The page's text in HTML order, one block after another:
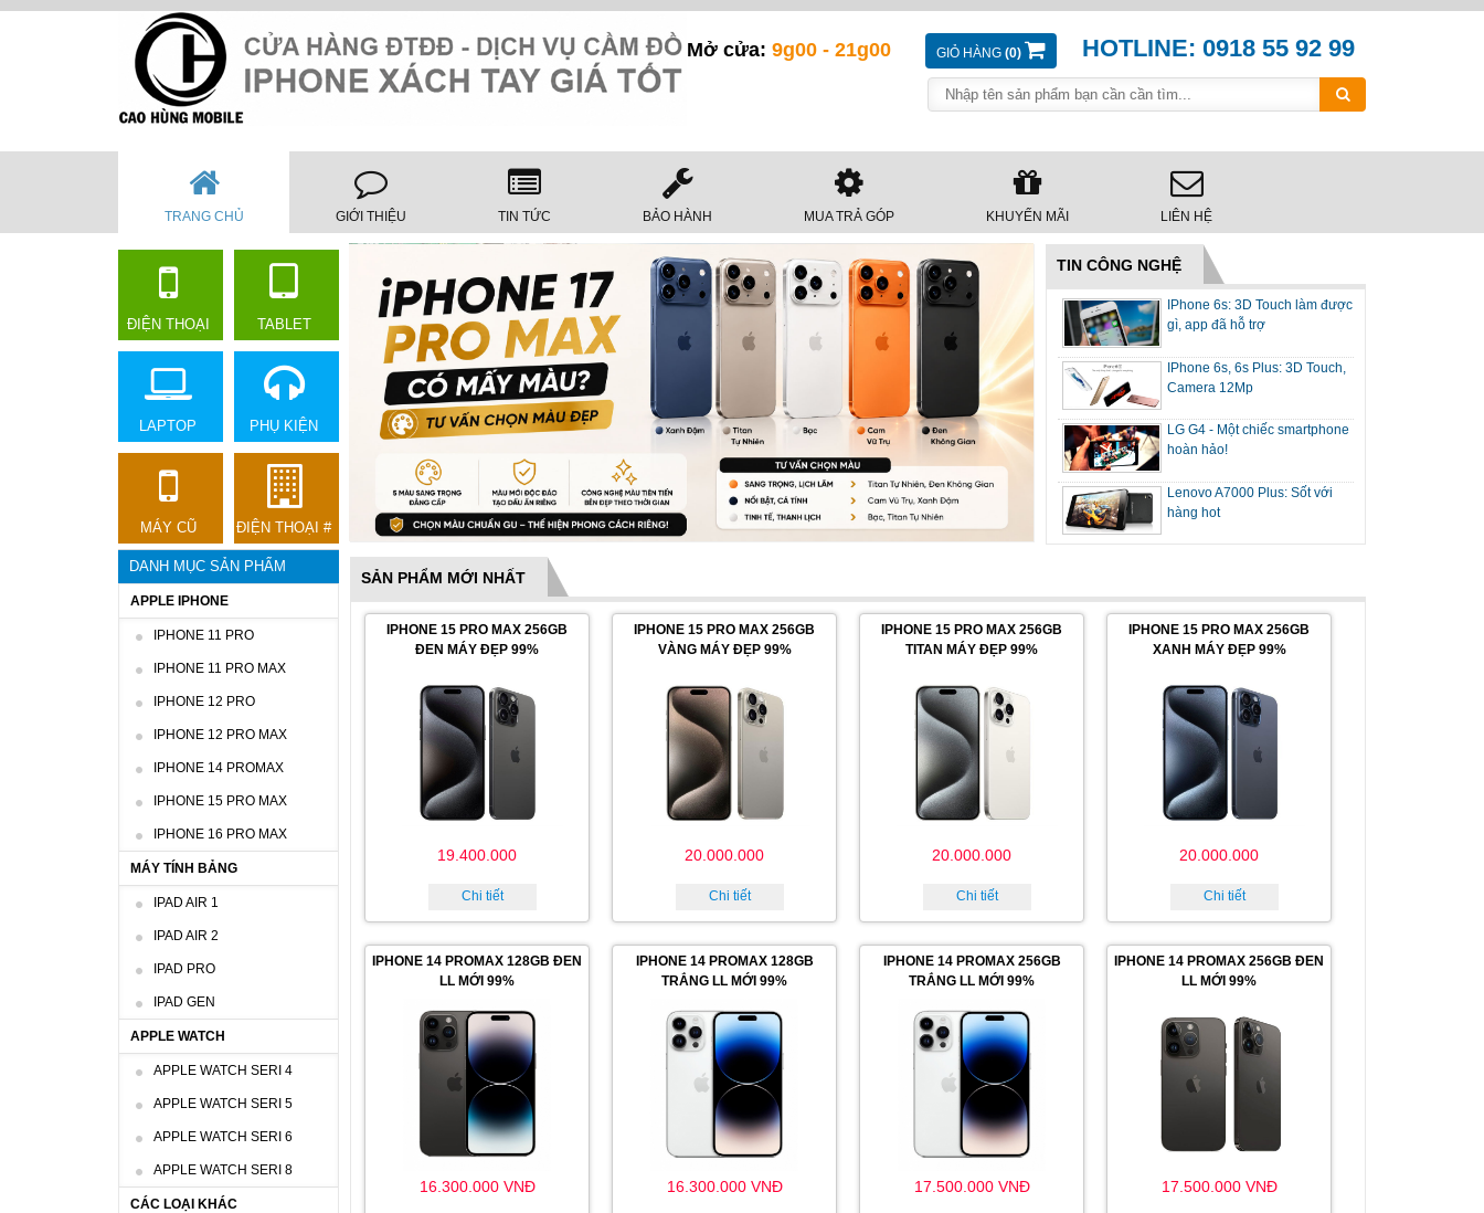
Mở cửa: 9g00 - 21g00 HOTLINE: 0918 55 92 99
GIỎ HÀNG (0)
TRANG CHỦ GIỚI THIỆU TIN TỨC BẢO HÀNH MUA TRẢ GÓP KHUYẾN MÃI LIÊN HỆ
ĐIỆN THOẠI TABLET
LAPTOP PHỤ KIỆN
MÁY CŨ ĐIỆN THOẠI #
DANH MỤC SẢN PHẨM
APPLE IPHONE
IPHONE 11 PRO
IPHONE 11 PRO MAX
IPHONE 12 PRO
IPHONE 12 PRO MAX
IPHONE 14 PROMAX
IPHONE 15 PRO MAX
IPHONE 16 PRO MAX
MÁY TÍNH BẢNG
IPAD AIR 1
IPAD AIR 2
IPAD PRO
IPAD GEN
APPLE WATCH
APPLE WATCH SERI 4
APPLE WATCH SERI 5
APPLE WATCH SERI 6
APPLE WATCH SERI 8
CÁC LOẠI KHÁC
TIN CÔNG NGHỆ
IPhone 6s: 3D Touch làm được
gì, app đã hỗ trợ
IPhone 6s, 6s Plus: 3D Touch,
Camera 12Mp
LG G4 - Một chiếc smartphone
hoàn hảo!
Lenovo A7000 Plus: Sốt với
hàng hot
SẢN PHẨM MỚI NHẤT
IPHONE 15 PRO MAX 256GB
ĐEN MÁY ĐẸP 99%
19.400.000
Chi tiết
IPHONE 15 PRO MAX 256GB
VÀNG MÁY ĐẸP 99%
20.000.000
Chi tiết
IPHONE 15 PRO MAX 256GB
TITAN MÁY ĐẸP 99%
20.000.000
Chi tiết
IPHONE 15 PRO MAX 256GB
XANH MÁY ĐẸP 99%
20.000.000
Chi tiết
IPHONE 14 PROMAX 128GB ĐEN
LL MỚI 99%
16.300.000 VNĐ
IPHONE 14 PROMAX 128GB
TRẮNG LL MỚI 99%
16.300.000 VNĐ
IPHONE 14 PROMAX 256GB
TRẮNG LL MỚI 99%
17.500.000 VNĐ
IPHONE 14 PROMAX 256GB ĐEN
LL MỚI 99%
17.500.000 VNĐ